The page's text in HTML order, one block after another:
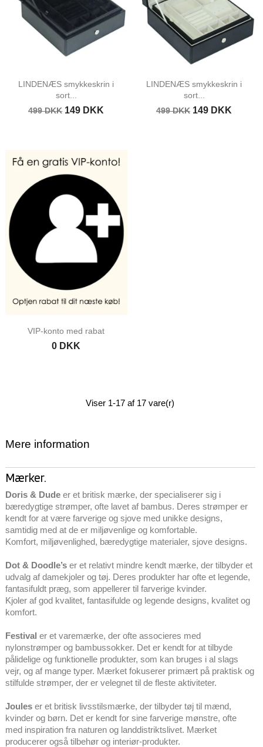
LINDENÆS smykkeskrin i
sort...
499 DKK 149 DKK
LINDENÆS smykkeskrin i
sort...
499 DKK 149 DKK
VIP-konto med rabat
0 DKK
Viser 1-17 af 17 vare(r)
Mere information
Mærker.
Doris & Dudeer et britisk mærke, der specialiserer sig i
bæredygtige strømper, ofte lavet af bambus. Deres strømper er
kendt for at være farverige og sjove med unikke designs,
samtidig med at de er miljøvenlige og komfortable.
Komfort, miljøvenlighed, bæredygtige materialer, sjove designs.
Dot & Doodle’ser et relativt mindre kendt mærke, der tilbyder et
udvalg af damekjoler og tøj. Deres produkter har ofte et legende,
fantasifuldt præg, som appellerer til farverige kvinder.
Kjoler af god kvalitet, fantasifulde og legende designs, kvalitet og
komfort.
Festival er et varemærke, der ofte associeres med
nylonstrømper og bambussokker. Det er kendt for at tilbyde
pålidelige og funktionelle produkter, som kan bruges i al slags
vejr, og af mange typer. Mærket fokuserer primært på praktisk og
stilfulde strømper, der er velegnet til de fleste aktiviteter.
Jouleser et britisk livsstilsmærke, der tilbyder tøj til mænd,
kvinder og børn. Det er kendt for sine farverige mønstre, ofte
med inspiration fra naturen og landdistriktslivet. Mærket
producerer også tilbehør og interiør-produkter.